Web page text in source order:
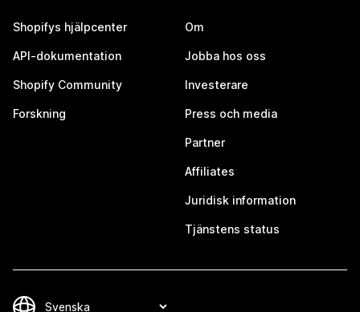
Shopifys hjälpcenter
API-dokumentation
Shopify Community
Forskning
Om
Jobba hos oss
Investerare
Press och media
Partner
Affiliates
Juridisk information
Tjänstens status